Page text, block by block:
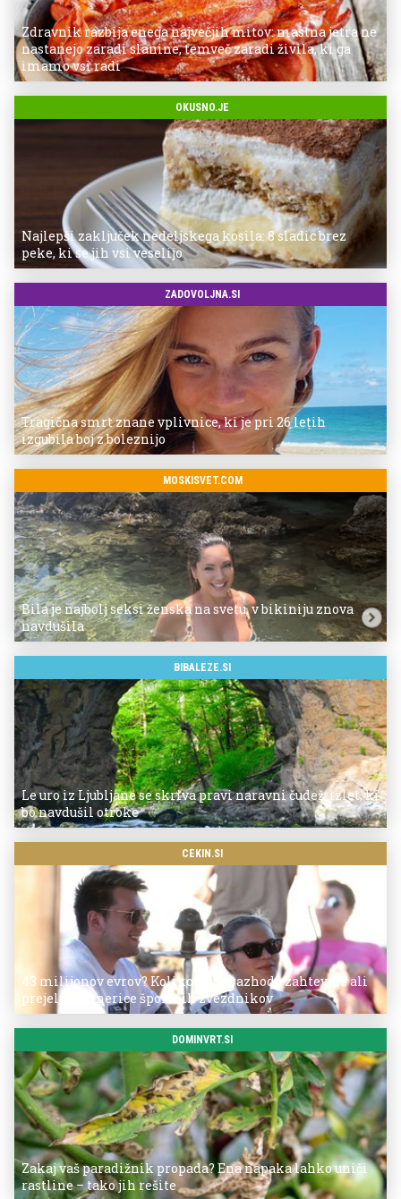
Zdravnik razbija enega največjih mitov: mastna jetra ne
nastanejo zaradi slanine, temveč zaradi živila, ki ga
imamo vsi radi
OKUSNO.JE
Najlepši zaključek nedeljskega kosila: 8 sladic brez
peke, ki se jih vsi veselijo
ZADOVOLJNA.SI
Tragična smrt znane vplivnice, ki je pri 26 letih
izgubila boj z boleznijo
MOSKISVET.COM
Bila je najbolj seksi ženska na svetu, v bikiniju znova
navdušila
BIBALEZE.SI
Le uro iz Ljubljane se skriva pravi naravni čudež: izlet, ki
bo navdušil otroke
CEKIN.SI
43 milijonov evrov? Koliko so po razhodu zahtevale ali
prejele partnerice športnih zvezdnikov
DOMINVRT.SI
Zakaj vaš paradižnik propada? Ena napaka lahko uniči
rastline – tako jih rešite